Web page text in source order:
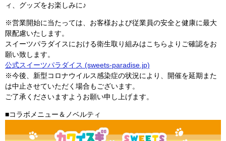
ィ、グッズをお楽しみに♪
※営業開始に当たっては、お客様および従業員の安全と健康に最大
限配慮いたします。
スイーツパラダイスにおける衛生取り組みはこちらよりご確認をお
願い致します。
公式スイーツパラダイス (sweets-paradise.jp)
※今後、新型コロナウイルス感染症の状況により、開催を延期また
は中止させていただく場合もございます。
ご了承くださいますようお願い申し上げます。
■コラボメニュー＆ノベルティ